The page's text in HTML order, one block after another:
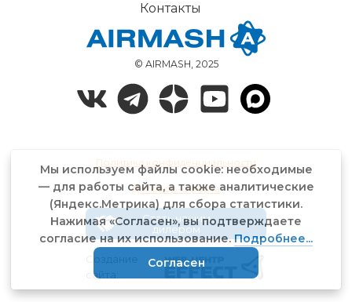
© AIRMASH, 2025
Контакты
Политика конфиденциальности
Договор-оферта
Стать нашим
дилером
сайта:
Мы используем файлы cookie: необходимые
— для работы сайта, а также аналитические
(Яндекс.Метрика) для сбора статистики.
Нажимая «Согласен», вы подтверждаете
согласие на их использование.Подробнее...
Согласен